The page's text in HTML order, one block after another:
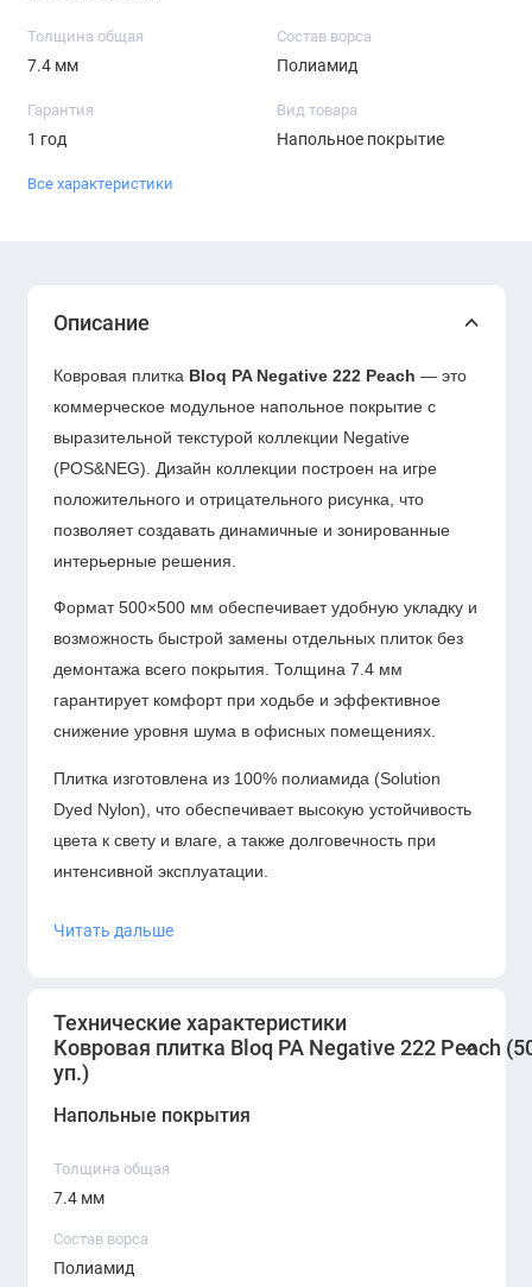
Толщина общая
7.4 мм
Состав ворса
Полиамид
Гарантия
1 год
Вид товара
Напольное покрытие
Все характеристики
Описание
Ковровая плитка Bloq PA Negative 222 Peach — это
коммерческое модульное напольное покрытие с
выразительной текстурой коллекции Negative
(POS&NEG). Дизайн коллекции построен на игре
положительного и отрицательного рисунка, что
позволяет создавать динамичные и зонированные
интерьерные решения.
Формат 500×500 мм обеспечивает удобную укладку и
возможность быстрой замены отдельных плиток без
демонтажа всего покрытия. Толщина 7.4 мм
гарантирует комфорт при ходьбе и эффективное
снижение уровня шума в офисных помещениях.
Плитка изготовлена из 100% полиамида (Solution
Dyed Nylon), что обеспечивает высокую устойчивость
цвета к свету и влаге, а также долговечность при
интенсивной эксплуатации.
Читать дальше
Технические характеристики
Ковровая плитка Bloq PA Negative 222 Peach
уп.)
Напольные покрытия
Толщина общая
7.4 мм
Состав ворса
Полиамид